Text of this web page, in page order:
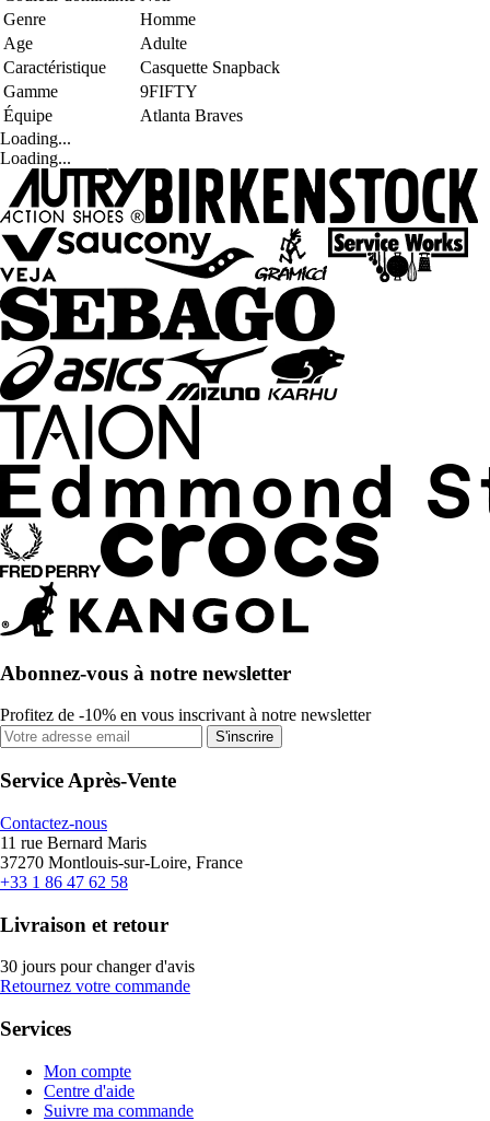
Genre
Homme
Age
Adulte
Caractéristique
Casquette Snapback
Gamme
9FIFTY
Équipe
Atlanta Braves
Loading...
Loading...
Abonnez-vous à notre newsletter
Profitez de -10% en vous inscrivant à notre newsletter
S'inscrire
Service Après-Vente
Contactez-nous
11 rue Bernard Maris
37270 Montlouis-sur-Loire, France
+33 1 86 47 62 58
Livraison et retour
30 jours pour changer d'avis
Retournez votre commande
Services
Mon compte
Centre d'aide
Suivre ma commande